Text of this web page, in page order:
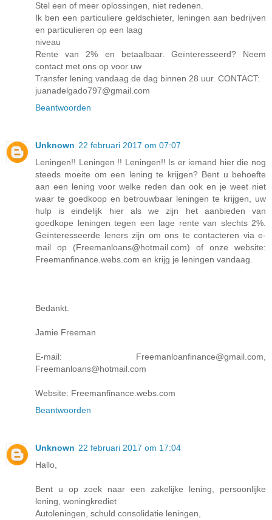
Stel een of meer oplossingen, niet redenen.
Ik ben een particuliere geldschieter, leningen aan bedrijven
en particulieren op een laag
niveau
Rente van 2% en betaalbaar. Geïnteresseerd? Neem
contact met ons op voor uw
Transfer lening vandaag de dag binnen 28 uur. CONTACT:
juanadelgado797@gmail.com
Beantwoorden
Unknown 22 februari 2017 om 07:07
Leningen!! Leningen !! Leningen!! Is er iemand hier die nog
steeds moeite om een ​​lening te krijgen? Bent u behoefte
aan een lening voor welke reden dan ook en je weet niet
waar te goedkoop en betrouwbaar leningen te krijgen, uw
hulp is eindelijk hier als we zijn het aanbieden van
goedkope leningen tegen een lage rente van slechts 2%.
Geïnteresseerde leners zijn om ons te contacteren via e-
mail op (Freemanloans@hotmail.com) of onze website:
Freemanfinance.webs.com en krijg je leningen vandaag.
Bedankt.
Jamie Freeman
E-mail: Freemanloanfinance@gmail.com,
Freemanloans@hotmail.com
Website: Freemanfinance.webs.com
Beantwoorden
Unknown 22 februari 2017 om 17:04
Hallo,
Bent u op zoek naar een zakelijke lening, persoonlijke
lening, woningkrediet
Autoleningen, schuld consolidatie leningen,